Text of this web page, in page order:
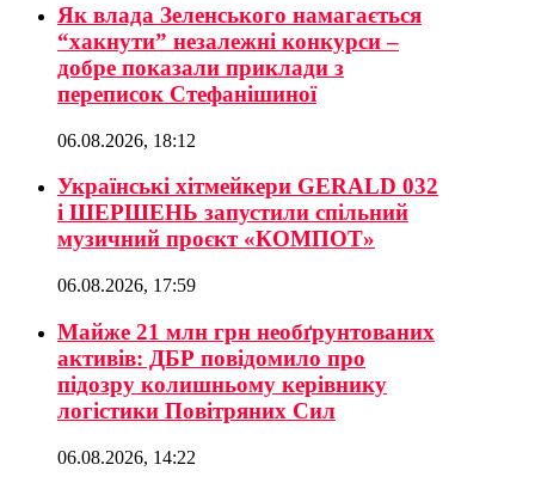
Як влада Зеленського намагається
“хакнути” незалежні конкурси –
добре показали приклади з
переписок Стефанішиної
06.08.2026, 18:12
Українські хітмейкери GERALD 032
і ШЕРШЕНЬ запустили спільний
музичний проєкт «КОМПОТ»
06.08.2026, 17:59
Майже 21 млн грн необґрунтованих
активів: ДБР повідомило про
підозру колишньому керівнику
логістики Повітряних Сил
06.08.2026, 14:22